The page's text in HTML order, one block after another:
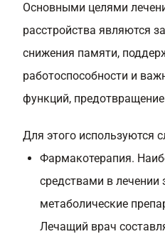
Основными целями
расстройства являются
снижения памяти,
работоспособности и
функций,
Для этого используются
Фармакотерапия.
средствами в лечении
метаболические
Лечащий врач